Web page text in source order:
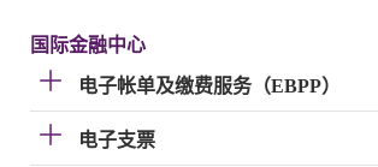
国际金融中心
电子帐单及缴费服务（EBPP）
电子支票